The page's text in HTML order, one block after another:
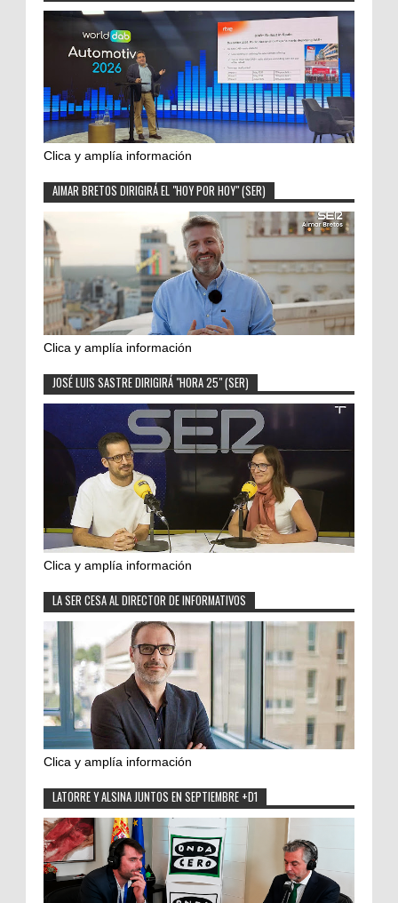
Clica y amplía información
AIMAR BRETOS DIRIGIRÁ EL "HOY POR HOY" (SER)
Clica y amplía información
JOSÉ LUIS SASTRE DIRIGIRÁ "HORA 25" (SER)
Clica y amplía información
LA SER CESA AL DIRECTOR DE INFORMATIVOS
Clica y amplía información
LATORRE Y ALSINA JUNTOS EN SEPTIEMBRE +D1